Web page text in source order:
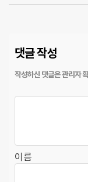
댓글 작성
이름